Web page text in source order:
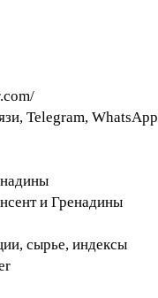
Telegram, WhatsApp
и Гренадины
сырье, индексы